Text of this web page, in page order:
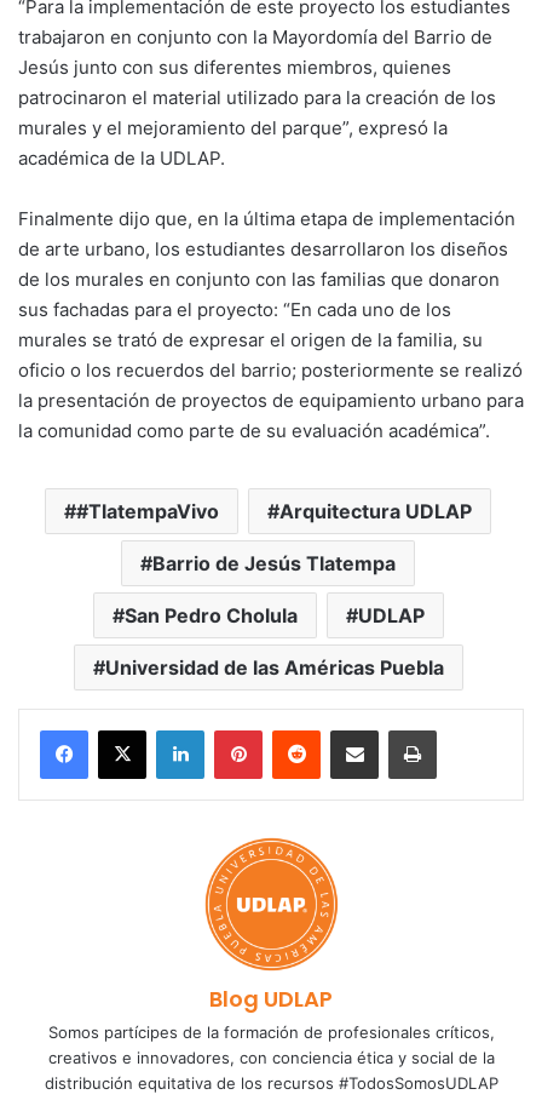
“Para la implementación de este proyecto los estudiantes
trabajaron en conjunto con la Mayordomía del Barrio de
Jesús junto con sus diferentes miembros, quienes
patrocinaron el material utilizado para la creación de los
murales y el mejoramiento del parque”, expresó la
académica de la UDLAP.
Finalmente dijo que, en la última etapa de implementación
de arte urbano, los estudiantes desarrollaron los diseños
de los murales en conjunto con las familias que donaron
sus fachadas para el proyecto: “En cada uno de los
murales se trató de expresar el origen de la familia, su
oficio o los recuerdos del barrio; posteriormente se realizó
la presentación de proyectos de equipamiento urbano para
la comunidad como parte de su evaluación académica”.
#TlatempaVivo Arquitectura UDLAP
Barrio de Jesús Tlatempa
San Pedro Cholula UDLAP
Universidad de las Américas Puebla
LinkedInPinterestReddit Share via Email Print
Blog UDLAP
Somos partícipes de la formación de profesionales críticos,
creativos e innovadores, con conciencia ética y social de la
distribución equitativa de los recursos #TodosSomosUDLAP